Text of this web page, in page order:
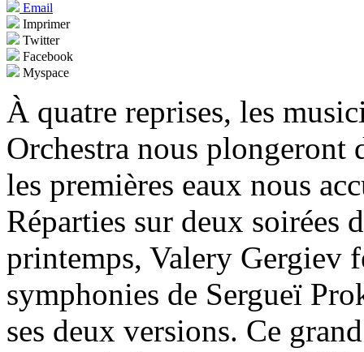
Email
Imprimer
Twitter
Facebook
Myspace
À quatre reprises, les
Orchestra nous
les premières eaux nous
Réparties sur deux soirées
printemps, Valery Gergiev
symphonies de Sergueï
ses deux versions. Ce